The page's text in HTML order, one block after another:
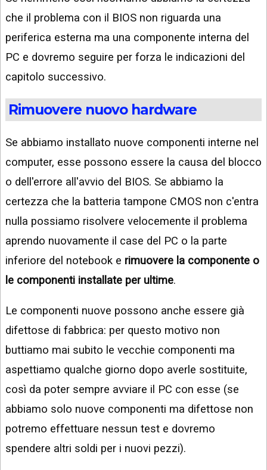
che il problema con il BIOS non riguarda una
periferica esterna ma una componente interna del
PC e dovremo seguire per forza le indicazioni del
capitolo successivo.
Rimuovere nuovo hardware
Se abbiamo installato nuove componenti interne nel
computer, esse possono essere la causa del blocco
o dell'errore all'avvio del BIOS. Se abbiamo la
certezza che la batteria tampone CMOS non c'entra
nulla possiamo risolvere velocemente il problema
aprendo nuovamente il case del PC o la parte
inferiore del notebook e rimuovere la componente o
le componenti installate per ultime.
Le componenti nuove possono anche essere già
difettose di fabbrica: per questo motivo non
buttiamo mai subito le vecchie componenti ma
aspettiamo qualche giorno dopo averle sostituite,
così da poter sempre avviare il PC con esse (se
abbiamo solo nuove componenti ma difettose non
potremo effettuare nessun test e dovremo
spendere altri soldi per i nuovi pezzi).